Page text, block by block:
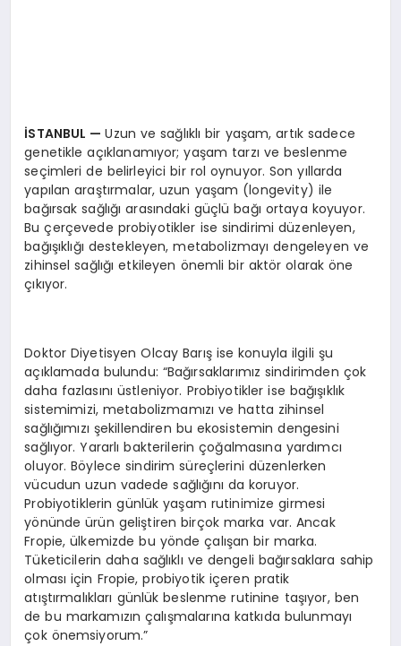
İSTANBUL —Uzun ve sağlıklı bir yaşam, artık sadece
genetikle açıklanamıyor; yaşam tarzı ve beslenme
seçimleri de belirleyici bir rol oynuyor. Son yıllarda
yapılan araştırmalar, uzun yaşam (longevity) ile
bağırsak sağlığı arasındaki güçlü bağı ortaya koyuyor.
Bu çerçevede probiyotikler ise sindirimi düzenleyen,
bağışıklığı destekleyen, metabolizmayı dengeleyen ve
zihinsel sağlığı etkileyen önemli bir aktör olarak öne
çıkıyor.
Doktor Diyetisyen Olcay Barış ise konuyla ilgili şu
açıklamada bulundu: “Bağırsaklarımız sindirimden çok
daha fazlasını üstleniyor. Probiyotikler ise bağışıklık
sistemimizi, metabolizmamızı ve hatta zihinsel
sağlığımızı şekillendiren bu ekosistemin dengesini
sağlıyor. Yararlı bakterilerin çoğalmasına yardımcı
oluyor. Böylece sindirim süreçlerini düzenlerken
vücudun uzun vadede sağlığını da koruyor.
Probiyotiklerin günlük yaşam rutinimize girmesi
yönünde ürün geliştiren birçok marka var. Ancak
Fropie, ülkemizde bu yönde çalışan bir marka.
Tüketicilerin daha sağlıklı ve dengeli bağırsaklara sahip
olması için Fropie, probiyotik içeren pratik
atıştırmalıkları günlük beslenme rutinine taşıyor, ben
de bu markamızın çalışmalarına katkıda bulunmayı
çok önemsiyorum.”